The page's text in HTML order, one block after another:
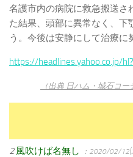
名護市内の病院に救急搬送さ
た結果、頭部に異常なく、下
う。今後は安静にして治療に
https://headlines.yahoo.co.jp/
（出典 日ハム・城石コ
2 風吹けば名無し ：2020/02/12(